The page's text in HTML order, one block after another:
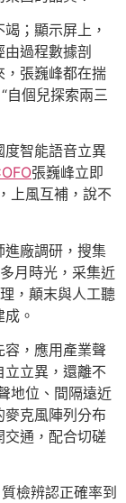
；顯示屏上，
由過程數據剖
，張巍峰都在揣
自個兒探索兩三
度智能語音立異
張巍峰立即
上風互補，說不
進廠調研，搜集
月時光，采集近
，顛末與人工聽
。
容，應用產業聲
立異，還離不
地位、間隔遠近
克風陣列分布
交通，配合切磋
檢辨認正確率到